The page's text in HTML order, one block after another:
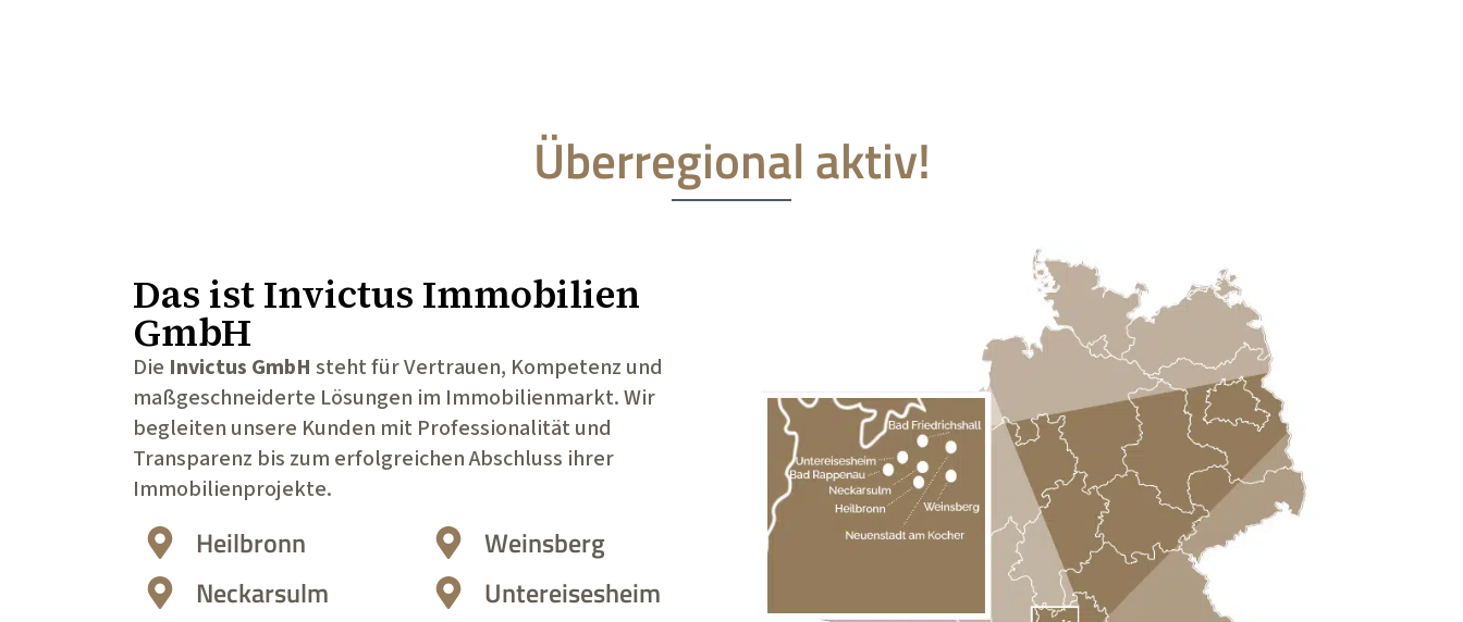
Überregional aktiv!
Das istInvictus Immobilien
GmbH
Die Invictus GmbH steht für Vertrauen, Kompetenz und
maßgeschneiderte Lösungen im Immobilienmarkt. Wir
begleiten unsere Kunden mit Professionalität und
Transparenz bis zum erfolgreichen Abschluss ihrer
Immobilienprojekte.
Heilbronn
Neckarsulm
Weinsberg
Untereisesheim